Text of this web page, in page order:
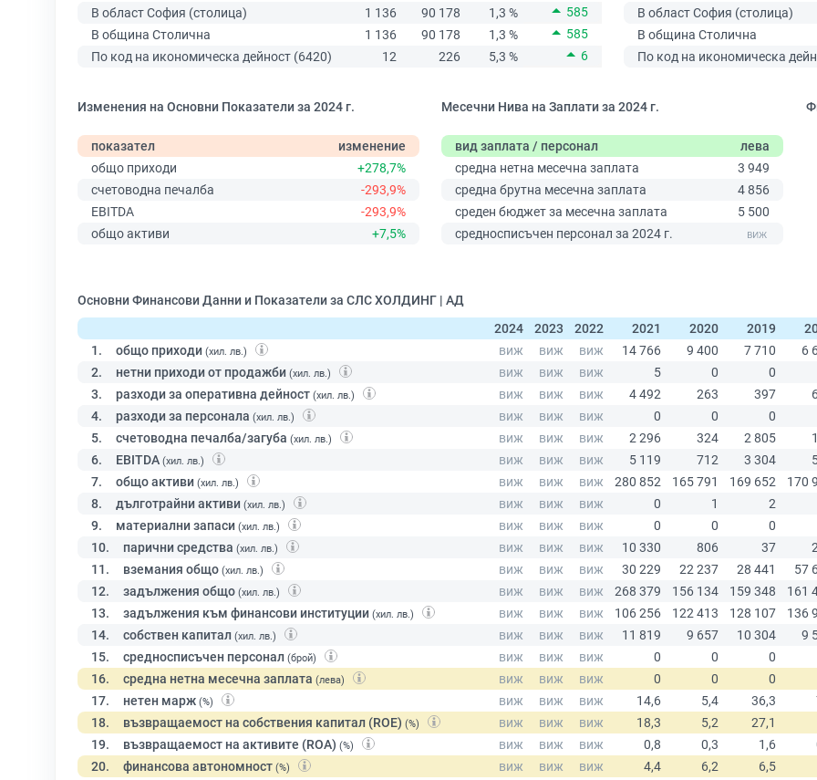
В област София (столица)
1 136 90 178 1,3 %
585
В община Столична
1 136 90 178 1,3 %
585
По код на икономическа дейност (6420)
12 226 5,3 % 6
В област София (столица)
В община Столична
По код на икономическа
Изменения на Основни Показатели за 2024 г.
показател
изменение
общо приходи
+278,7%
счетоводна печалба
-293,9%
EBITDA
-293,9%
общо активи
+7,5%
Месечни Нива на Заплати за 2024 г.
вид заплата / персонал
лева
средна нетна месечна заплата
3 949
средна брутна месечна заплата
4 856
среден бюджет за месечна заплата
5 500
средносписъчен персонал за 2024 г.
Основни Финансови Данни и Показатели за СЛС ХОЛДИНГ | АД
2024
2023 2022 2021 2020 2019
1.
общо приходи (хил. лв.)
2. нетни приходи от продажби (хил. лв.)
3. разходи за оперативна дейност (хил. лв.)
4. разходи за персонала (хил. лв.)
5. счетоводна печалба/загуба (хил. лв.)
6. EBITDA (хил. лв.)
7. общо активи (хил. лв.)
8. дълготрайни активи (хил. лв.)
9. материални запаси (хил. лв.)
10. парични средства (хил. лв.)
11. вземания общо (хил. лв.)
12. задължения общо (хил. лв.)
13. задължения към финансови институции (хил. лв.)
14. собствен капитал (хил. лв.)
15. средносписъчен персонал (брой)
16. средна нетна месечна заплата (лева)
17. нетен марж (%)
18. възвращаемост на собствения капитал (ROE) (%)
19. възвращаемост на активите (ROA) (%)
20. финансова автономност (%)